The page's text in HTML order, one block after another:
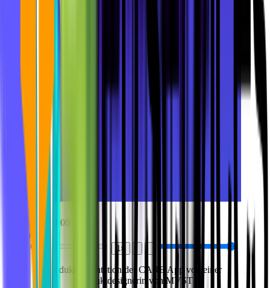
0:00
/ 2:27
1×
Produktpräsentation der CARE App von einer
Produktdesignerin von MVST